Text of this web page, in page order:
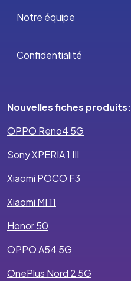
Notre équipe
Confidentialité
Nouvelles fiches produits:
OPPO Reno4 5G
Sony XPERIA 1 III
Xiaomi POCO F3
Xiaomi MI 11
Honor 50
OPPO A54 5G
OnePlus Nord 2 5G